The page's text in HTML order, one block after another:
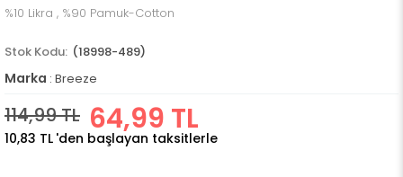
%10 Likra , %90 Pamuk-Cotton
(18998-489)
Marka : Breeze
114,99 TL 64,99 TL
10,83 TL 'den başlayan taksitlerle